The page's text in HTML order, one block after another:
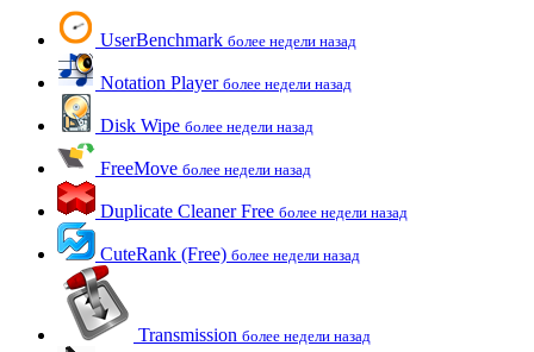
UserBenchmark более недели назад
Notation Player более недели назад
Disk Wipe более недели назад
FreeMove более недели назад
Duplicate Cleaner Free более недели назад
CuteRank (Free) более недели назад
Transmission более недели назад